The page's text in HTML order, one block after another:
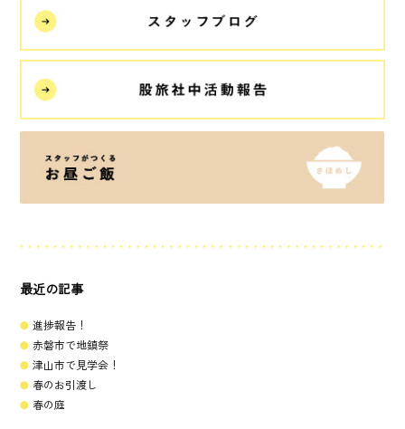
最近の記事
進捗報告！
赤磐市で地鎮祭
津山市で見学会！
春のお引渡し
春の庭